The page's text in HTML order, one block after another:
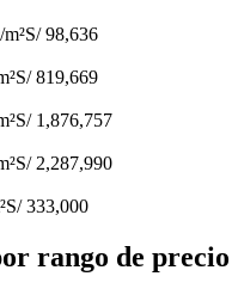
/m²S/ 98,636
S/ 819,669
S/ 1,876,757
S/ 2,287,990
S/ 333,000
rango de precio